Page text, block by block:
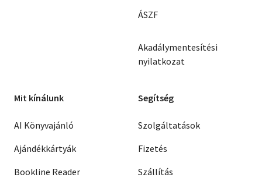
ÁSZF
Akadálymentesítési
nyilatkozat
Mit kínálunk
AI Könyvajánló
Ajándékkártyák
Bookline Reader
Segítség
Szolgáltatások
Fizetés
Szállítás